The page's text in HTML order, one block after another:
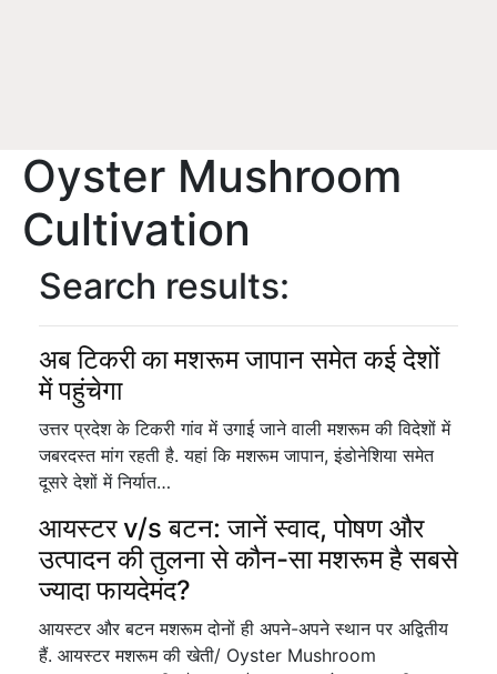
Oyster Mushroom
Cultivation
Search results:
अब टिकरी का मशरूम जापान समेत कई देशों
में पहुंचेगा
उत्तर प्रदेश के टिकरी गांव में उगाई जाने वाली मशरूम की विदेशों में
जबरदस्त मांग रहती है. यहां कि मशरूम जापान, इंडोनेशिया समेत
दूसरे देशों में निर्यात…
आयस्टर v/s बटन: जानें स्वाद, पोषण और
उत्पादन की तुलना से कौन-सा मशरूम है सबसे
ज्यादा फायदेमंद?
आयस्टर और बटन मशरूम दोनों ही अपने-अपने स्थान पर अद्वितीय
हैं. आयस्टर मशरूम की खेती/ Oyster Mushroom